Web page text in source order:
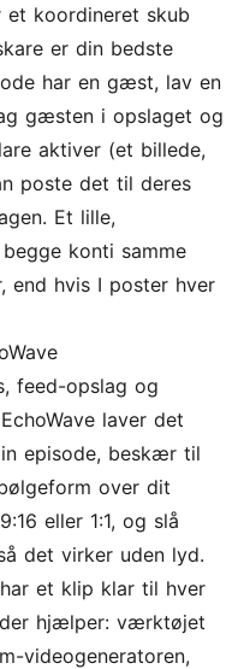
koordineret skub
er din bedste
har en gæst, lav en
gæsten i opslaget og
aktiver (et billede,
poste det til deres
Et lille,
konti samme
end hvis I poster hver
feed-opslag og
laver det
episode, beskær til
over dit
eller 1:1, og slå
det virker uden lyd.
et klip klar til hver
hjælper: værktøjet
videogeneratoren,